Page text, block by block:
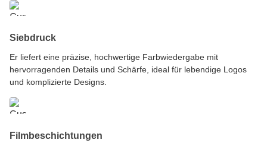
Siebdruck
Er liefert eine präzise, hochwertige Farbwiedergabe mit
hervorragenden Details und Schärfe, ideal für lebendige Logos
und komplizierte Designs.
Filmbeschichtungen